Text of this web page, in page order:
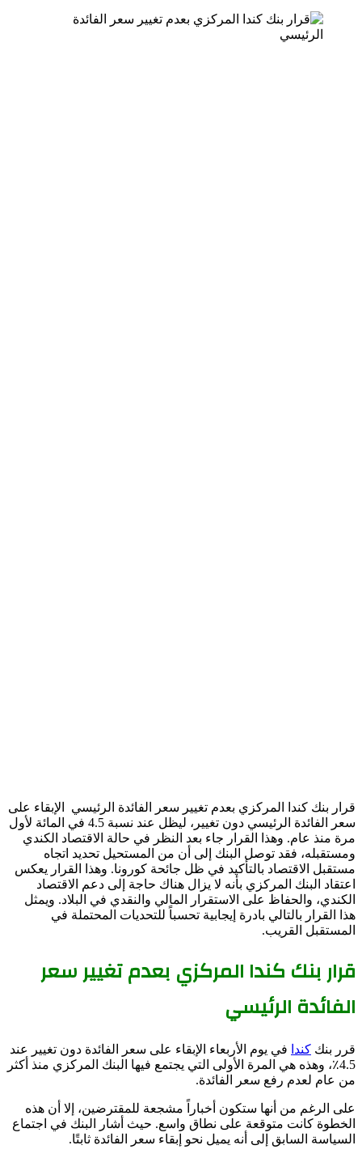
قرار بنك كندا المركزي بعدم تغيير سعر الفائدة الرئيسي الإبقاء على
سعر الفائدة الرئيسي دون تغيير، ليظل عند نسبة 4.5 في المائة لأول
مرة منذ عام. وهذا القرار جاء بعد النظر في حالة الاقتصاد الكندي
ومستقبله، فقد توصل البنك إلى أن من المستحيل تحديد اتجاه
مستقبل الاقتصاد بالتأكيد في ظل جائحة كورونا. وهذا القرار يعكس
اعتقاد البنك المركزي بأنه لا يزال هناك حاجة إلى دعم الاقتصاد
الكندي، والحفاظ على الاستقرار المالي والنقدي في البلاد. ويمثل
هذا القرار بالتالي بادرة إيجابية تحسباً للتحديات المحتملة في
المستقبل القريب.
قرار بنك كندا المركزي بعدم تغيير سعر
الفائدة الرئيسي
قرر بنك كندا في يوم الأربعاء الإبقاء على سعر الفائدة دون تغيير عند
4.5٪، وهذه هي المرة الأولى التي يجتمع فيها البنك المركزي منذ أكثر
من عام لعدم رفع سعر الفائدة.
على الرغم من أنها ستكون أخباراً مشجعة للمقترضين، إلا أن هذه
الخطوة كانت متوقعة على نطاق واسع. حيث أشار البنك في اجتماع
السياسة السابق إلى أنه يميل نحو إبقاء سعر الفائدة ثابتًا.